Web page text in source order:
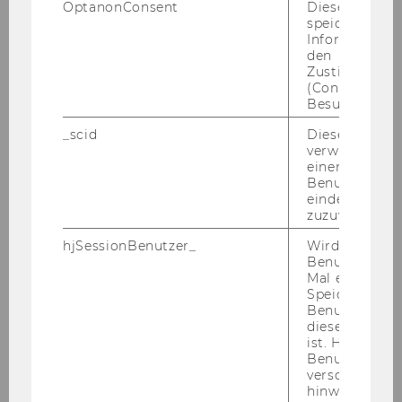
„Zukunftsfähiges Wirtschaften II“
- Sammlung und Aufbereitung didaktischer
- Implementation und Prozessbegleitung
sozialwissenschaftliches Bachelorstudium,
- Kenntnisse im Bereich reflexiver didaktischer
- Kompetenzen im Bereich Nachhaltigkeit und
- Befähigung zur Betreuung von Online-
OptanonConsent
Dieses Cookie
speichert
den
(Consent)
Besuchers.
_scid
Dieses
verwendet,
einem/einer
Benutzer*in
eindeutige ID
zuzuweisen
hjSessionBenutzer_
Wird gesetzt,
Benutzer
Mal eine
Speichert die
Benutzer-ID,
diese Seite
ist. Hotjar
Benutzer
verschiedene
hinweg.Stellt